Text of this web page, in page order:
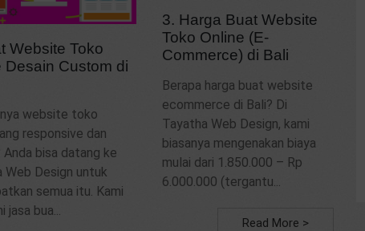
Website Toko
Desain Custom di
website toko
responsive dan
Anda bisa datang ke
Web Design untuk
semua itu. Kami
jasa bua...
3. Harga Buat Website
Toko Online (E-
Commerce) di Bali
Berapa harga buat website
ecommerce di Bali? Di
Tayatha Web Design, kami
biasanya mengenakan biaya
mulai dari 1.850.000 – Rp
6.000.000 (tergantu...
Read More >